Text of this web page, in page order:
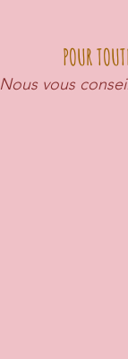
POUR
Nous vous